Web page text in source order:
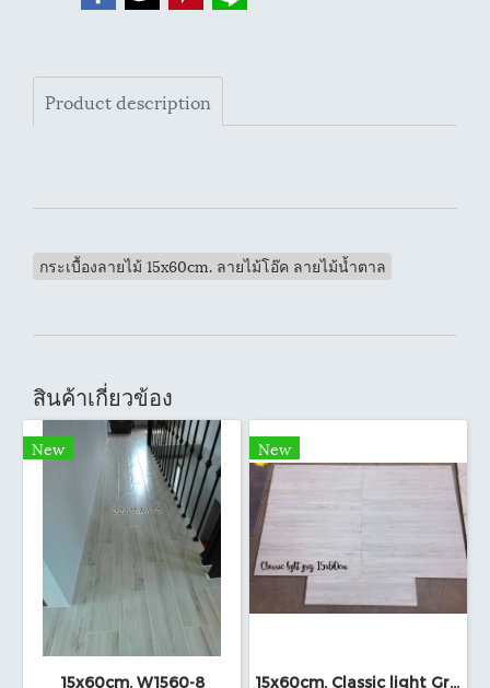
Product description
กระเบื้องลายไม้ 15x60cm. ลายไม้โอ๊ค ลายไม้น้ำตาล
สินค้าเกี่ยวข้อง
New
15x60cm. W1560-8
New
15x60cm. Classic light Grey